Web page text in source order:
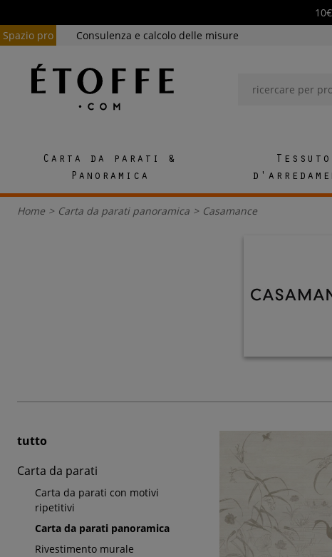
Spazio pro
Consulenza e calcolo delle misure
Carta da parati &
Panoramica
Tessuto
Home > Carta da parati panoramica > Casamance
tutto
Carta da parati
Carta da parati con motivi
ripetitivi
Carta da parati panoramica
Rivestimento murale